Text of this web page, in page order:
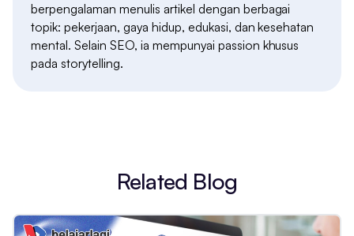
berpengalaman menulis artikel dengan berbagai
topik: pekerjaan, gaya hidup, edukasi, dan kesehatan
mental. Selain SEO, ia mempunyai passion khusus
pada storytelling.
Related Blog